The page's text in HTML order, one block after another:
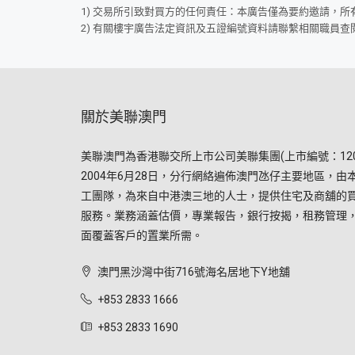
1) 交易所引致對買方的任何責任：本廣告僅為要約邀請，
2) 有關樓宇廣告法定資訊及五證編號資料請聯繫相關職員查
關於美聯澳門
美聯澳門為香港聯交所上市公司美聯集團(上市編號：
2004年6月28日，分行網絡遍佈澳門氹仔主要地區，由
工團隊，為來自中港澳三地的人士，提供住宅及商舖的
服務。業務涵蓋估價，專業報告，銀行按揭，租務管理
面覆蓋客戶的置業所需。
澳門黑沙灣中街716號海名居地下Y地舖
+853 2833 1666
+853 2833 1690